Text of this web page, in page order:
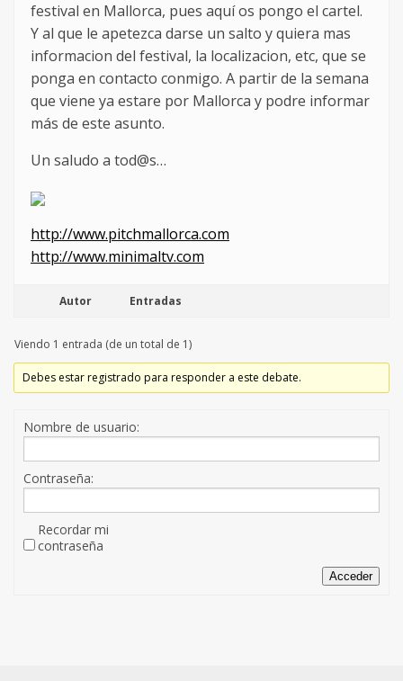
festival en Mallorca, pues aquí os pongo el cartel.
Y al que le apetezca darse un salto y quiera mas
informacion del festival, la localizacion, etc, que se
ponga en contacto conmigo. A partir de la semana
que viene ya estare por Mallorca y podre informar
más de este asunto.
Un saludo a tod@s…
http://www.pitchmallorca.com
http://www.minimaltv.com
Autor Entradas
Viendo 1 entrada (de un total de 1)
Debes estar registrado para responder a este debate.
Nombre de usuario:
Contraseña:
Recordar mi
contraseña
Acceder